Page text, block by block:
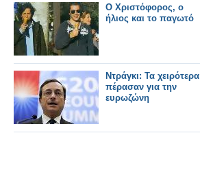
Ο Χριστόφορος, ο
ήλιος και το παγωτό
Ντράγκι: Τα χειρότερα
πέρασαν για την
ευρωζώνη